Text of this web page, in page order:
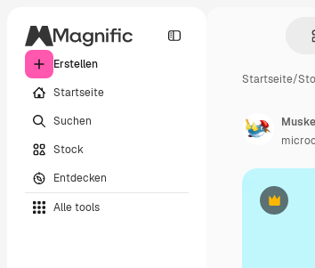
Erstellen
Startseite
Suchen
Stock
Entdecken
Alle tools
Startseite/
Premium